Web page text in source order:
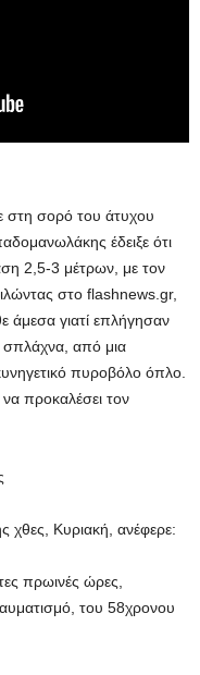
στη σορό του άτυχου
έδειξε ότι
2,5-3 μέτρων, με τον
στο flashnews.gr,
άμεσα γιατί επλήγησαν
σπλάχνα, από μια
πυροβόλο όπλο.
προκαλέσει τον
χθες, Κυριακή, ανέφερε:
πρωινές ώρες,
του 58χρονου